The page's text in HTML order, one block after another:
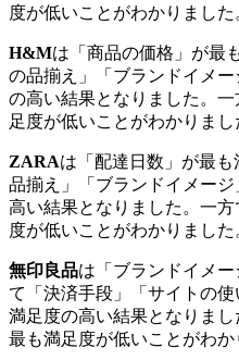
度が低いことがわかりました
H&Mは「商品の価格」が最
の品揃え」「ブランドイメ
の高い結果となりました。
足度が低いことがわかりまし
ZARAは「配達日数」が最
品揃え」「ブランドイメー
高い結果となりました。一
度が低いことがわかりました
無印良品は「ブランドイメ
て「決済手段」「サイトの
満足度の高い結果となりま
最も満足度が低いことがわか